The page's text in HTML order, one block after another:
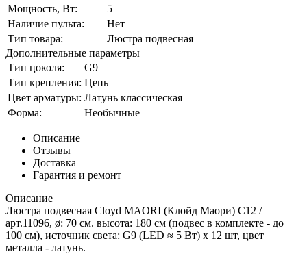
Мощность, Вт:
5
Наличие пульта:
Нет
Тип товара:
Люстра подвесная
Дополнительные параметры
Тип цоколя:
G9
Тип крепления: Цепь
Цвет арматуры: Латунь классическая
Форма:
Необычные
Описание
Отзывы
Доставка
Гарантия и ремонт
Описание
Люстра подвесная Cloyd MAORI (Клойд Маори) C12 /
арт.11096, ø: 70 см. высота: 180 см (подвес в комплекте - до
100 см), источник света: G9 (LED ≈ 5 Вт) х 12 шт, цвет
металла - латунь.